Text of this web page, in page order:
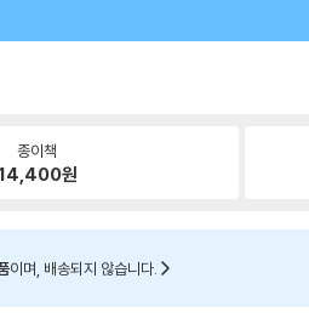
종이책
원
이며, 배송되지 않습니다.